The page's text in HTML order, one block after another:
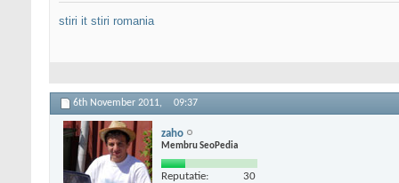
stiri it stiri romania
6th November 2011, 09:37
zaho
Membru SeoPedia
Reputatie: 30